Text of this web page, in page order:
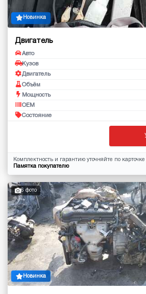
Новинка
Двигатель
Авто
Кузов
Двигатель
Объём
Мощность
OEM
Состояние
Комплектность и гарантию уточняйте по карточке
Памятка покупателю
6 фото
Новинка